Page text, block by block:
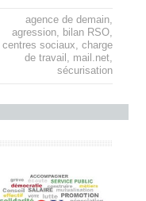
agence de demain,
agression, bilan RSO,
centres sociaux, charge
de travail , mail.net,
sécurisation